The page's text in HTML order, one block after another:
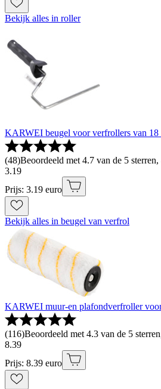
Bekijk alles in roller
KARWEI beugel voor verfrollers van 18
(48)Beoordeeld met 4.7 van de 5
3.19
Prijs: 3.19 euro
Bekijk alles in beugel van verfrol
KARWEI muur-en plafondverfroller
(116)Beoordeeld met 4.3 van de 5
8.39
Prijs: 8.39 euro